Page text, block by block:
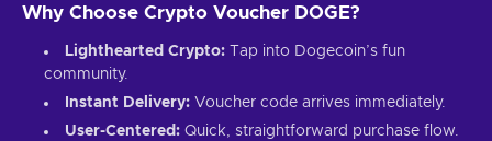
Why Choose Crypto Voucher DOGE?
Lighthearted Crypto: Tap into Dogecoin’s fun
community.
Instant Delivery: Voucher code arrives immediately.
User-Centered: Quick, straightforward purchase flow.